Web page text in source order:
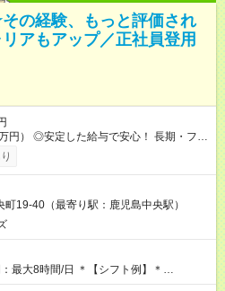
の経験、もっと評価され
アもアップ／正社員登用
長期・フル
る方にお越しいただきたいと思っていま
ことはないので、安定した給与が入りま
います。このあたりは柔軟に対応する
の試用期間がありま
はありません。 【試用期間】試
長さ：2ヶ月 雇用形態、給与は本採用時
19-40（最寄り駅：鹿児島中央駅）
最大8時間/日 ＊【シフト例】＊
～20:00 (3) 12:00～21:00 など ◎